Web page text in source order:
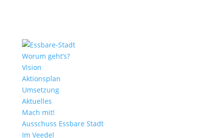
Worum geht’s?
Vision
Aktionsplan
Umsetzung
Aktuelles
Mach mit!
Ausschuss Essbare Stadt
Im Veedel